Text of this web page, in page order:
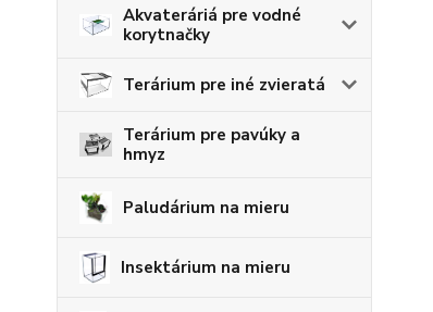
Akvateráriá pre vodné
korytnačky
Terárium pre iné zvieratá
Terárium pre pavúky a
hmyz
Paludárium na mieru
Insektárium na mieru